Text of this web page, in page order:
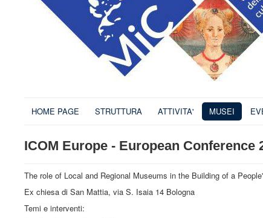
HOME PAGE STRUTTURA ATTIVITA' MUSEI
ICOM Europe - European Conference
The role of Local and Regional Museums in the Building of a
Ex chiesa di San Mattia, via S. Isaia 14 Bologna
Temi e interventi: